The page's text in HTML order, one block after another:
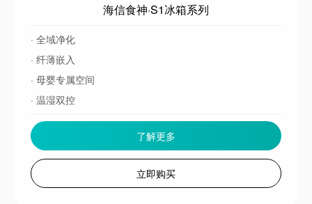
海信食神·S1冰箱系列
· 全域净化
· 纤薄嵌入
· 母婴专属空间
· 温湿双控
了解更多
立即购买